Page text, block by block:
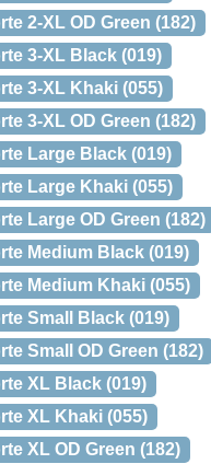
2-XL OD Green (182)
3-XL Black (019)
3-XL Khaki (055)
3-XL OD Green (182)
Large Black (019)
Large Khaki (055)
Large OD Green (182)
Medium Black (019)
Medium Khaki (055)
Small Black (019)
Small OD Green (182)
XL Black (019)
XL Khaki (055)
XL OD Green (182)